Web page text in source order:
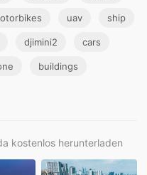
uav ship
djimini2 cars
buildings
kostenlos herunterladen